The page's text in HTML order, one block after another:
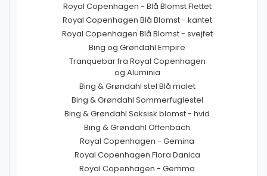
Royal Copenhagen - Blå Blomst Flettet
Royal Copenhagen Blå Blomst - kantet
Royal Copenhagen Blå Blomst - svejfet
Bing og Grøndahl Empire
Tranquebar fra Royal Copenhagen
og Aluminia
Bing & Grøndahl stel Blå malet
Bing & Grøndahl Sommerfuglestel
Bing & Grøndahl Saksisk blomst - hvid
Bing & Grøndahl Offenbach
Royal Copenhagen - Gemina
Royal Copenhagen Flora Danica
Royal Copenhagen - Gemma